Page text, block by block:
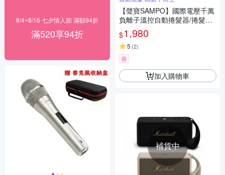
8/4~8/16 七夕情人節 滿額94折
滿520享94折
【聲寶SAMPO】國際電壓千萬
負離子溫控自動捲髮器/捲髮棒/
電棒捲(HC-Z23S3L)
$1,980
5 (2)
券
加入購物車
補貨中